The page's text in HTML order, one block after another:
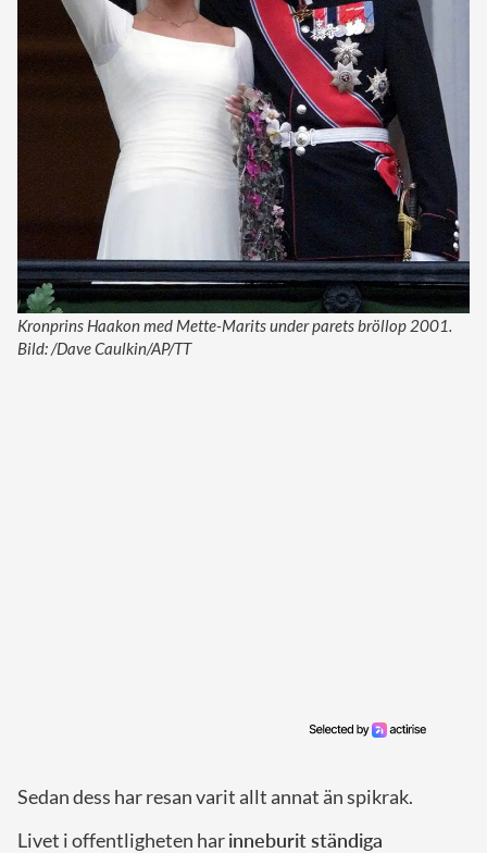
Kronprins Haakon med Mette-Marits under parets bröllop 2001.
Bild: /Dave Caulkin/AP/TT
Sedan dess har resan varit allt annat än spikrak.
Livet i offentligheten harinneburit ständiga